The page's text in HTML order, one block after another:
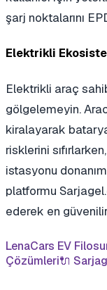
şarj noktalarını
Elektrikli
Elektrikli araç
gölgelemeyin.
kiralayarak
risklerini
istasyonu
platformu
ederek en
LenaCars EV
Çözümleri🔌